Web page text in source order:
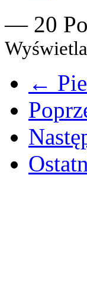
— 20
←